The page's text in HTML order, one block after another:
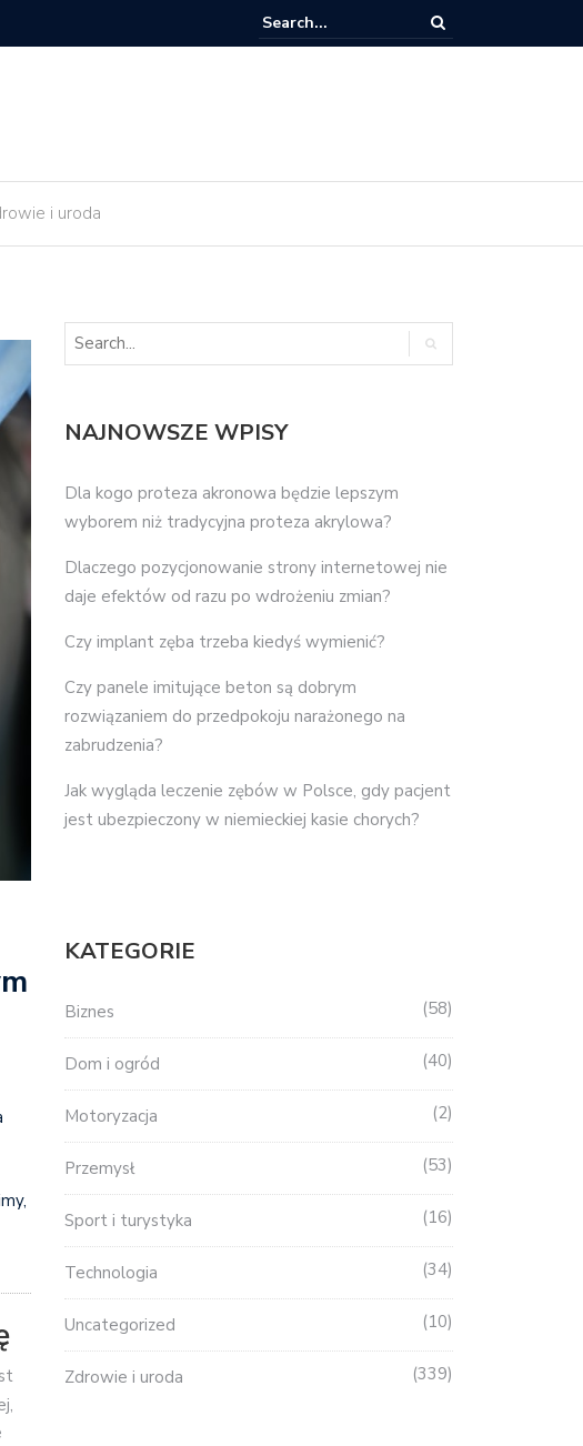
Czy implant zęba trzeba kiedyś wymienić?
i uroda
NAJNOWSZE WPISY
Dla kogo proteza akronowa będzie lepszym
wyborem niż tradycyjna proteza akrylowa?
Dlaczego pozycjonowanie strony internetowej nie
daje efektów od razu po wdrożeniu zmian?
Czy implant zęba trzeba kiedyś wymienić?
Czy panele imitujące beton są dobrym
rozwiązaniem do przedpokoju narażonego na
zabrudzenia?
Jak wygląda leczenie zębów w Polsce, gdy pacjent
jest ubezpieczony w niemieckiej kasie chorych?
KATEGORIE
Biznes 58
Dom i ogród 40
Motoryzacja 2
Przemysł 53
Sport i turystyka 16
Technologia 34
Uncategorized 10
Zdrowie i uroda 339